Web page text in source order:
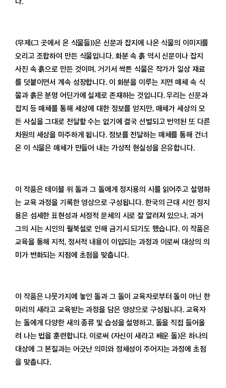
〈무제(그 곳에서 온 식물들)〉은 신문과 잡지에 나온 식물의 이미지를
오리고 조합하여 만든 식물입니다. 화분 속 흙 역시 신문이나 잡지
사진 속 흙으로 만든 것이며, 거기서 싹튼 식물은 작가가 일상 재료
를 덧붙이면서 계속 성장합니다. 이 화분을 이루는 지면 매체 속 식
물과 흙은 분명 어딘가에 실제로 존재하는 것입니다. 우리는 신문과
잡지 등 매체를 통해 세상에 대한 정보를 얻지만, 매체가 세상의 모
든 사실을 그대로 전달할 수는 없기에 결국 선별되고 번역된 또 다른
차원의 세상을 마주하게 됩니다. 정보를 전달하는 매체를 통해 건너
온 이 식물은 매체가 만들어 내는 가상적 현실성을 은유합니다.
이 작품은 테이블 위 돌과 그 돌에게 정지용의 시를 읽어주고 설명하
는 교육 과정을 기록한 영상으로 구성됩니다. 한국의 근대 시인 정지
용은 섬세한 표현성과 서정적 문체의 시로 잘 알려져 있으나, 과거
그의 시는 시인의 월북설로 인해 금기시 되기도 했습니다. 이 작품은
교육을 통해 지적, 정서적 내용이 이입되는 과정과 이로써 대상의 의
미가 변화되는 지점에 초점을 맞춥니다.
이 작품은 나뭇가지에 놓인 돌과 그 돌이 교육자로부터 돌이 아닌 한
마리의 새라고 교육받는 과정을 담은 영상으로 구성됩니다. 교육자
는 돌에게 다양한 새의 종류 및 습성을 설명하고, 돌을 직접 들어올
려 나는 법을 훈련합니다. 이로써 〈자신이 새라고 배운 돌〉은 하나의
대상에 그 본질과는 어긋난 의미와 정체성이 주어지는 과정에 초점
을 맞춥니다.